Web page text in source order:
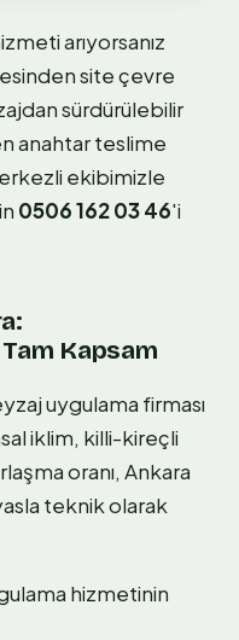
arıyorsanız
site çevre
sürdürülebilir
anahtar teslime
ekibimizle
0506 162 03 46'i
Kapsam
uygulama firması
iklim, killi-kireçli
oranı, Ankara
teknik olarak
hizmetinin